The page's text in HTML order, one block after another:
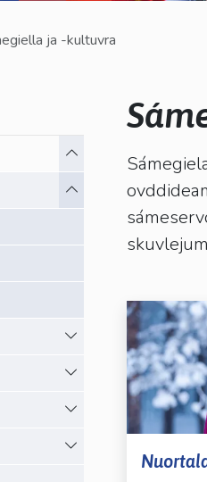
ja -kultuvra
Toggle Dropdown
Toggle Dropdown
Toggle Dropdown
Toggle Dropdown
Toggle Dropdown
Toggle Dropdown